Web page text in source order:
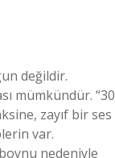
değildir.
mümkündür. “30
zayıf bir ses
var.
nedeniyle